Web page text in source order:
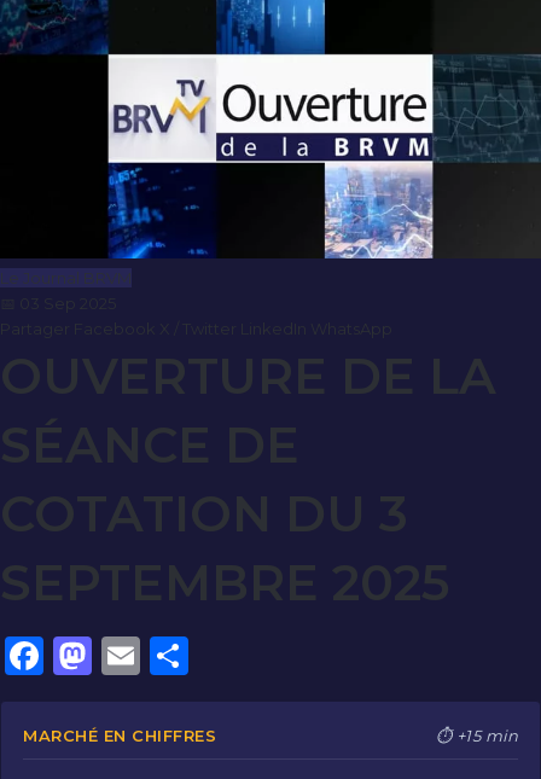
Le Journal BRVM
OUVERTURE DE LA
SÉANCE DE
COTATION DU 3
SEPTEMBRE 2025
F
a
c
M
a
st
E
m
ai
ar
ta
MARCHÉ EN CHIFFRES ⏱ +15 min